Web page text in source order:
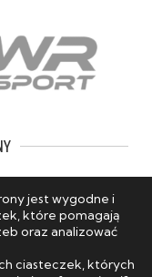
jest wygodne i
które pomagają
oraz analizować
ciasteczek, których